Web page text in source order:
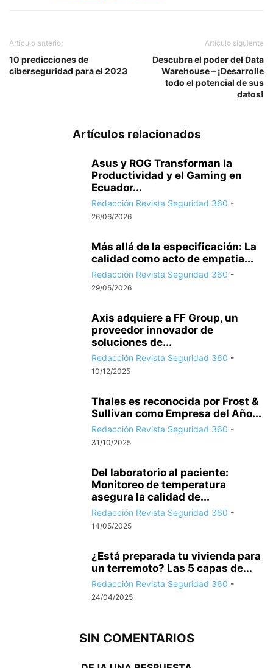
Artículo anterior
10 predicciones de
ciberseguridad para el 2023
Artículo siguiente
Descubra el poder del Data
Warehouse – ¡Desarrolle
todo el potencial de sus
datos!
Artículos relacionados
Asus y ROG Transforman la
Productividad y el Gaming en
Ecuador...
Redacción Revista Seguridad 360 -
26/06/2026
Más allá de la especificación: La
calidad como acto de empatía...
Redacción Revista Seguridad 360 -
29/05/2026
Axis adquiere a FF Group, un
proveedor innovador de
soluciones de...
Redacción Revista Seguridad 360 -
10/12/2025
Thales es reconocida por Frost &
Sullivan como Empresa del Año...
Redacción Revista Seguridad 360 -
31/10/2025
Del laboratorio al paciente:
Monitoreo de temperatura
asegura la calidad de...
Redacción Revista Seguridad 360 -
14/05/2025
¿Está preparada tu vivienda para
un terremoto? Las 5 capas de...
Redacción Revista Seguridad 360 -
24/04/2025
SIN COMENTARIOS